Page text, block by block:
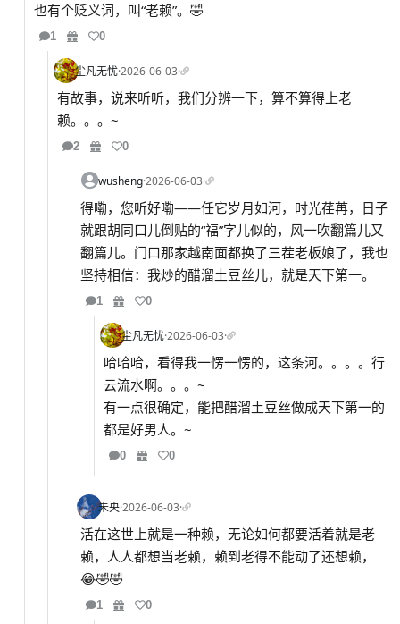
也有个贬义词，叫“老赖”。🤣
1 0
尘凡无忧·2026-06-03·
有故事，说来听听，我们分辨一下，算不算得上老
赖。。。~
2 0
wusheng·2026-06-03·
得嘞，您听好嘞——任它岁月如河，时光荏苒，日子
就跟胡同口儿倒贴的“福”字儿似的，风一吹翻篇儿又
翻篇儿。门口那家越南面都换了三茬老板娘了，我也
坚持相信：我炒的醋溜土豆丝儿，就是天下第一。
1 0
尘凡无忧·2026-06-03·
哈哈哈，看得我一愣一愣的，这条河。。。。行
云流水啊。。。~
有一点很确定，能把醋溜土豆丝做成天下第一的
都是好男人。~
0 0
未央·2026-06-03·
活在这世上就是一种赖，无论如何都要活着就是老
赖，人人都想当老赖，赖到老得不能动了还想赖，
😂🤣🤣
1 0